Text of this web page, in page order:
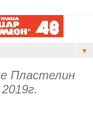
▼
Пластелин